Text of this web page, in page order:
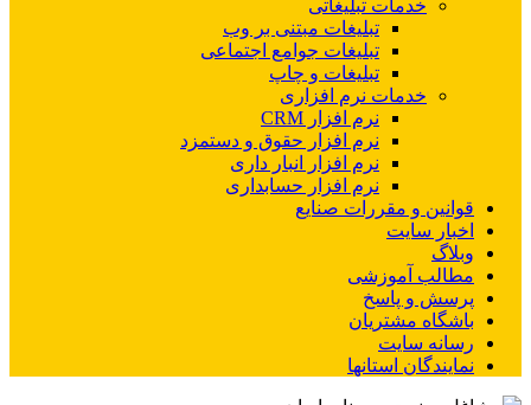
خدمات تبلیغاتی
تبلیغات مبتنی بر وب
تبلیغات جوامع اجتماعی
تبلیغات و چاپ
خدمات نرم افزاری
نرم افزار CRM
نرم افزار حقوق و دستمزد
نرم افزار انبار داری
نرم افزار حسابداری
قوانین و مقررات صنایع
اخبار سایت
وبلاگ
مطالب آموزشی
پرسش و پاسخ
باشگاه مشتریان
رسانه سایت
نمایندگان استانها